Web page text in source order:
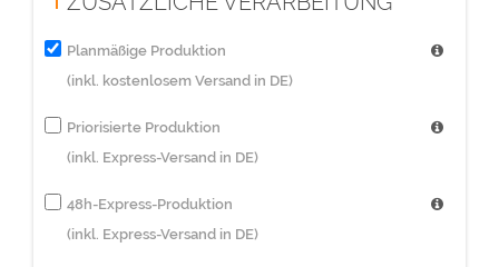
Planmäßige Produktion
(inkl. kostenlosem Versand in DE)
Priorisierte Produktion
(inkl. Express-Versand in DE)
48h-Express-Produktion
(inkl. Express-Versand in DE)